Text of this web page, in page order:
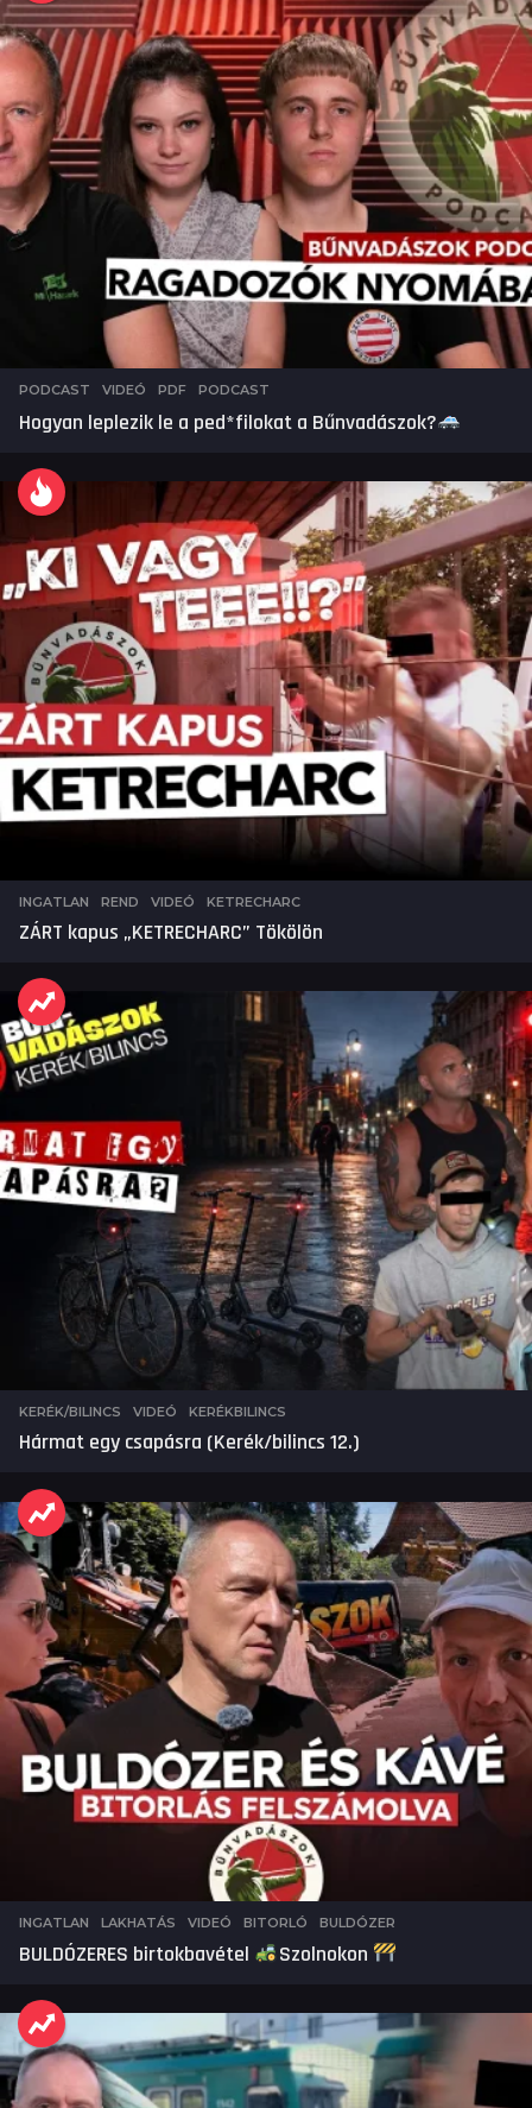
PODCAST ,VIDEÓ PDF ,PODCAST
Hogyan leplezik le a ped*filokat a Bűnvadászok?
INGATLAN ,REND ,VIDEÓ KETRECHARC
ZÁRT kapus „KETRECHARC” Tökölön
KERÉK/BILINCS ,VIDEÓ KERÉKBILINCS
Hármat egy csapásra (Kerék/bilincs 12.)
INGATLAN ,LAKHATÁS ,VIDEÓ BITORLÓ ,BULDÓZER
BULDÓZERES birtokbavétel Szolnokon